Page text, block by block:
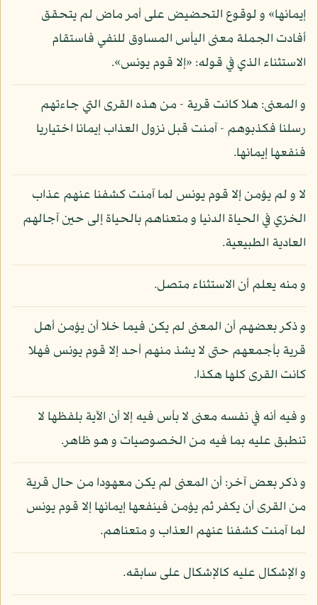
إيمانها» و لوقوع التحضيض على أمر ماض لم يتحقق
أفادت الجملة معنى اليأس المساوق للنفي فاستقام
الاستثناء الذي في قوله: «إلا قوم يونس».
و المعنى: هلا كانت قرية - من هذه القرى التي جاءتهم
رسلنا فكذبوهم - آمنت قبل نزول العذاب إيمانا اختياريا
فنفعها إيمانها.
لا و لم يؤمن إلا قوم يونس لما آمنت كشفنا عنهم عذاب
الخزي في الحياة الدنيا و متعناهم بالحياة إلى حين آجالهم
العادية الطبيعية.
و منه يعلم أن الاستثناء متصل.
و ذكر بعضهم أن المعنى لم يكن فيما خلا أن يؤمن أهل
قرية بأجمعهم حتى لا يشذ منهم أحد إلا قوم يونس فهلا
كانت القرى كلها هكذا.
و فيه أنه في نفسه معنى لا بأس فيه إلا أن الآية بلفظها لا
تنطبق عليه بما فيه من الخصوصيات و هو ظاهر.
و ذكر بعض آخر: أن المعنى لم يكن معهودا من حال قرية
من القرى أن يكفر ثم يؤمن فينفعها إيمانها إلا قوم يونس
لما آمنت كشفنا عنهم العذاب و متعناهم.
و الإشكال عليه كالإشكال على سابقه.